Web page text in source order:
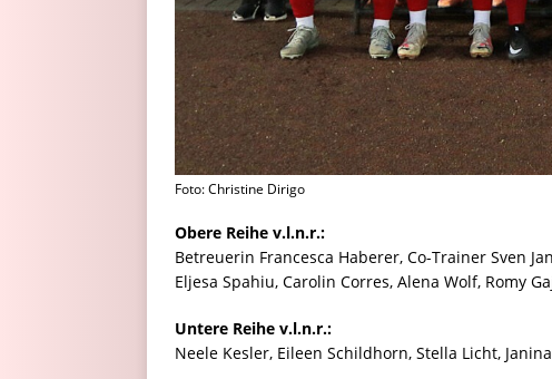
Foto: Christine Dirigo
Obere Reihe v.l.n.r.:
Betreuerin Francesca Haberer, Co-Trainer Sven
Eljesa Spahiu, Carolin Corres, Alena Wolf, Romy
Untere Reihe v.l.n.r.:
Neele Kesler, Eileen Schildhorn, Stella Licht,